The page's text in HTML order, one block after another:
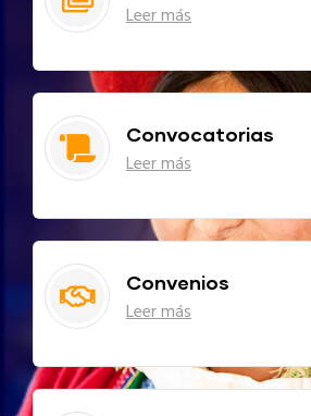
Leer más
Convocatorias
Leer más
Convenios
Leer más